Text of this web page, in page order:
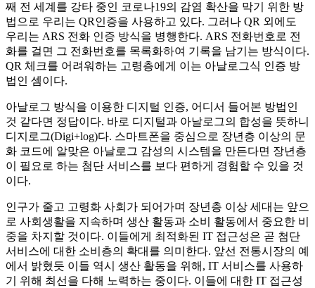
째 전 세계를 강타 중인 코로나19의 감염 확산을 막기 위한 방
법으로 우리는 QR인증을 사용하고 있다. 그러나 QR 외에도
우리는 ARS 전화 인증 방식을 병행한다. ARS 전화번호로 전
화를 걸면 그 전화번호를 목록화하여 기록을 남기는 방식이다.
QR 체크를 어려워하는 고령층에게 이는 아날로그식 인증 방
법인 셈이다.
아날로그 방식을 이용한 디지털 인증, 어디서 들어본 방법인
것 같다면 정답이다. 바로 디지털과 아날로그의 합성을 뜻하니
디지로그(Digi+log)다. 스마트폰을 중심으로 장년층 이상의 문
화 코드에 알맞은 아날로그 감성의 시스템을 만든다면 장년층
이 필요로 하는 첨단 서비스를 보다 편하게 경험할 수 있을 것
이다.
인구가 줄고 고령화 사회가 되어가며 장년층 이상 세대는 앞으
로 사회생활을 지속하며 생산 활동과 소비 활동에서 중요한 비
중을 차지할 것이다. 이들에게 최적화된 IT 접근성은 곧 첨단
서비스에 대한 소비층의 확대를 의미한다. 앞선 전통시장의 예
에서 밝혔듯 이들 역시 생산 활동을 위해, IT 서비스를 사용하
기 위해 최선을 다해 노력하는 중이다. 이들에 대한 IT 접근성